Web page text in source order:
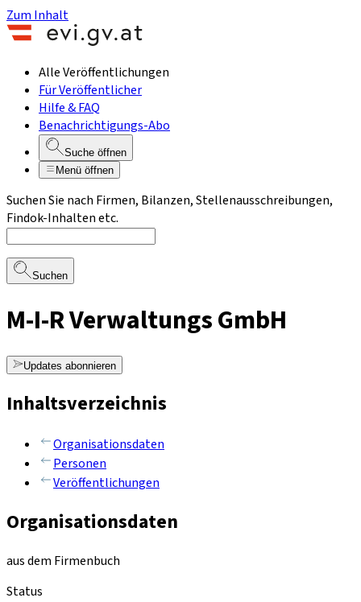
Zum Inhalt
Alle Veröffentlichungen
Für Veröffentlicher
Hilfe & FAQ
Benachrichtigungs-Abo
Suche öffnen
Menü öffnen
Suchen Sie nach Firmen, Bilanzen, Stellenausschreibungen,
Findok-Inhalten etc.
Suchen
M-I-R Verwaltungs GmbH
Updates abonnieren
Inhaltsverzeichnis
Organisationsdaten
Personen
Veröffentlichungen
Organisationsdaten
aus dem Firmenbuch
Status